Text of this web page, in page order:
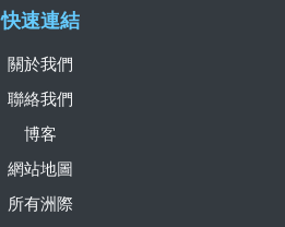
快速連結
關於我們
聯絡我們
博客
網站地圖
所有洲際